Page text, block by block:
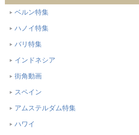
ベルン特集
ハノイ特集
バリ特集
インドネシア
街角動画
スペイン
アムステルダム特集
ハワイ